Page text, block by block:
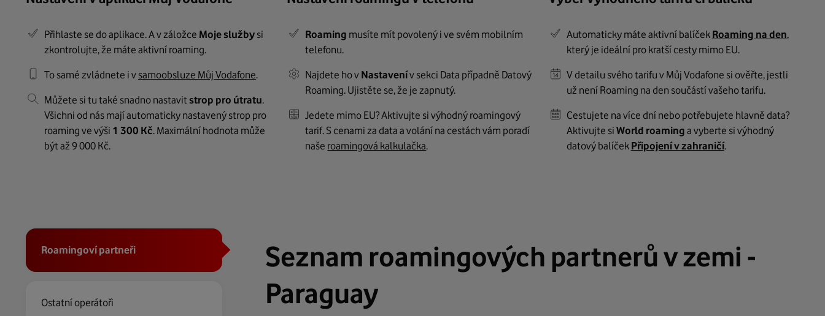
Přihlaste se do aplikace. A v záložce Moje služby si
zkontrolujte, že máte aktivní roaming.
To samé zvládnete i v samoobsluze Můj Vodafone.
Můžete si tu také snadno nastavit strop pro útratu.
Všichni od nás mají automaticky nastavený strop pro
roaming ve výši 1 300 Kč. Maximální hodnota může
být až 9 000 Kč.
Roaming musíte mít povolený i ve svém mobilním
telefonu.
Najdete ho v Nastavenív sekci Data případně Datový
Roaming. Ujistěte se, že je zapnutý.
Jedete mimo EU? Aktivujte si výhodný roamingový
tarif. S cenami za data a volání na cestách vám poradí
naše roamingová kalkulačka.
Automaticky máte aktivní balíček Roaming na den,
který je ideální pro kratší cesty mimo EU.
V detailu svého tarifu v Můj Vodafone si ověřte, jestli
už není Roaming na den součástí vašeho tarifu.
Cestujete na více dní nebo potřebujete hlavně data?
Aktivujte si World roaming a vyberte si výhodný
datový balíček Připojení v zahraničí.
Roamingoví partneři
Ostatní operátoři
Seznam roamingových partnerů v zemi -
Paraguay